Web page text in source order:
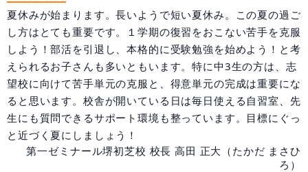
初めての塾選び
よくあるご質問
0120-4119-01
受付時間 10:00～19:00
夏休みが始まります。長いようで短い夏休み。この夏の過ご
し方はとても重要です。１学期の復習をおこない苦手を克服
しよう！部活を引退し、本格的に受験勉強を始めよう！と考
えられるお子さんも多いともいます。特に中3生の方は、志
望校に向けて苦手単元の克服と、得意単元の完成は重要にな
ると思います。校舎が開いている日は毎日使える自習室、先
生にも質問できるサポート環境も整っています。目標にぐっ
と近づく夏にしましょう！
第一ゼミナール堺初芝校 校長 高田 正大（たかだ まさひ
ろ）